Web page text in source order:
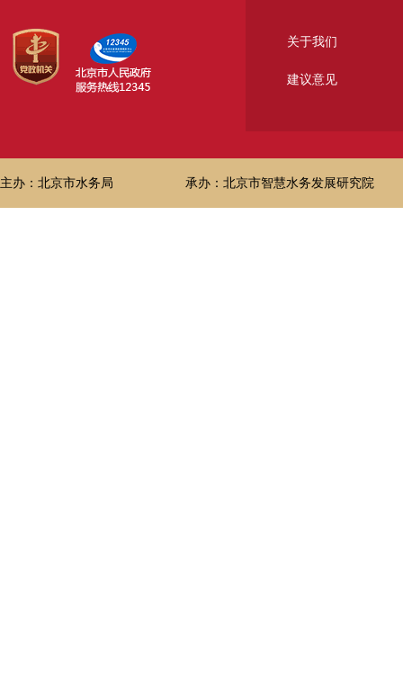
关于我们
建议意见
主办：北京市水务局 承办：北京市智慧水务发展研究院